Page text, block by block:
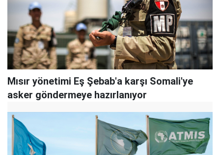
Mısır yönetimi Eş Şebab'a karşı Somali'ye
asker göndermeye hazırlanıyor